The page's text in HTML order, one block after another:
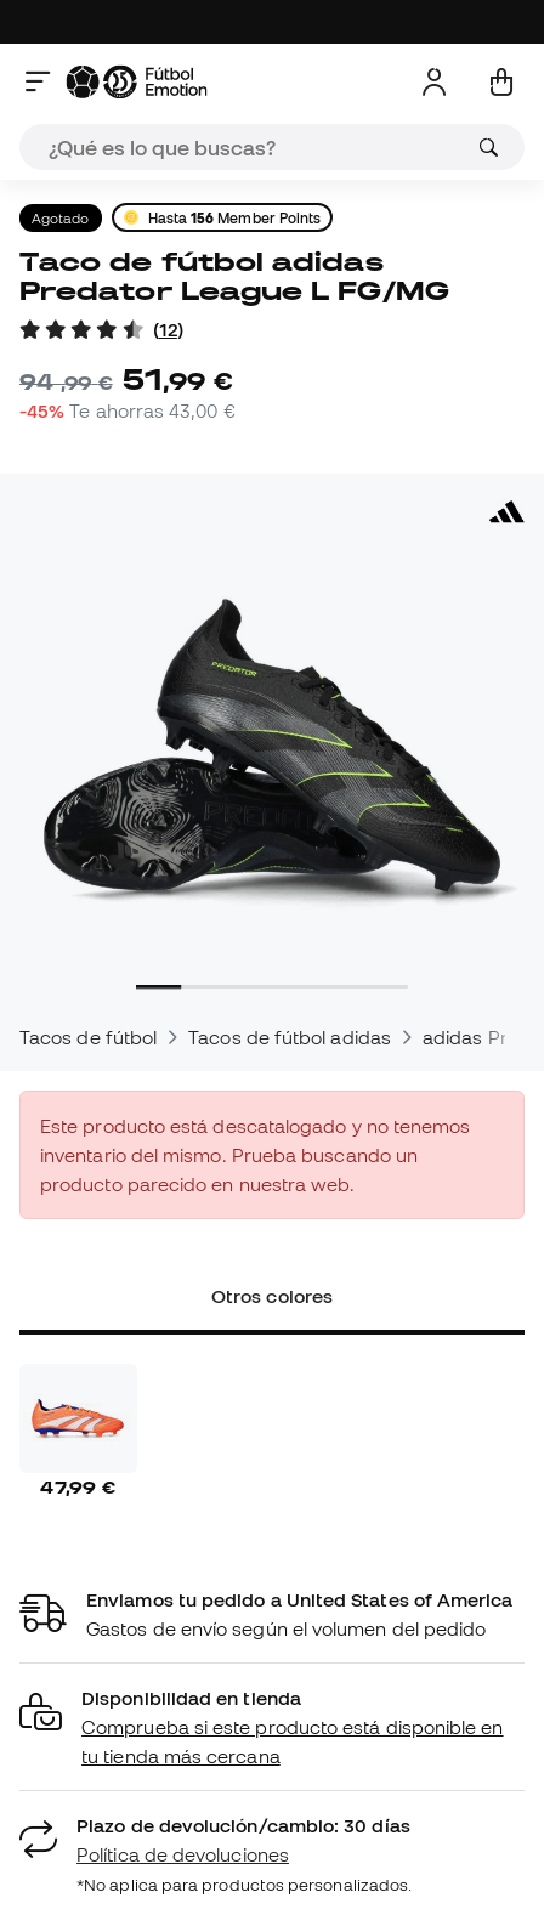
Agotado Hasta156 Member Points
Taco de fútbol adidas
Predator League L FG/MG
(12)
94,99 € 51,99 €
-45% Te ahorras43,00 €
Tacos de fútbol Tacos de fútbol adidas adidas
Este producto está descatalogado y no tenemos
inventario del mismo. Prueba buscando un
producto parecido en nuestra web.
Otros colores
47,99 €
Enviamos tu pedido a United States of America
Gastos de envío según el volumen del pedido
Disponibilidad en tienda
Comprueba si este producto está disponible en
tu tienda más cercana
Plazo de devolución/cambio: 30 días
Política de devoluciones
*No aplica para productos personalizados.